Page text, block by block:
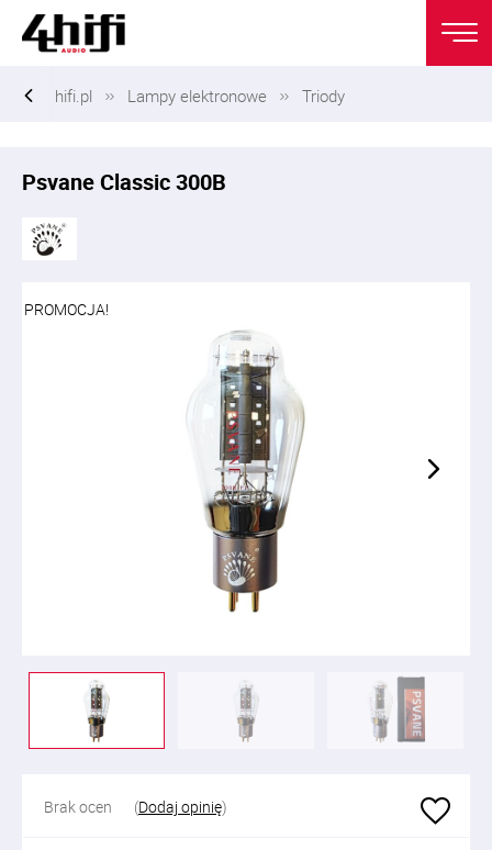
hifi.pl Lampy elektronowe Triody
Psvane Classic 300B
PROMOCJA!
Brak ocen (Dodaj opinię)